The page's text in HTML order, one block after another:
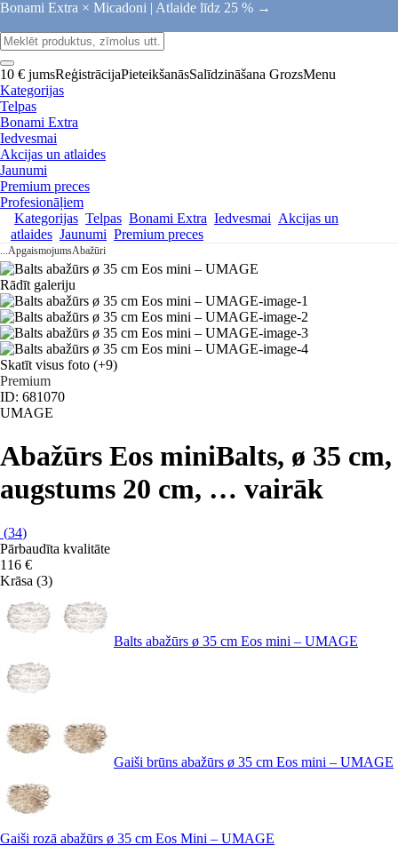
Bonami Extra × Micadoni | Atlaide līdz 25 % →
10 € jumsReģistrācijaPieteikšanāsSalīdzināšana GrozsMenu
Kategorijas
Telpas
Bonami Extra
Iedvesmai
Akcijas un atlaides
Jaunumi
Premium preces
Profesionāļiem
Kategorijas Telpas Bonami Extra Iedvesmai Akcijas un
atlaides Jaunumi Premium preces
...ApgaismojumsAbažūri
Rādīt galeriju
Skatīt visus foto (+9)
Premium
ID: 681070
UMAGE
Abažūrs Eos miniBalts, ø 35 cm,
augstums 20 cm, … vairāk
(34)
Pārbaudīta kvalitāte
116 €
Krāsa (3)
Balts abažūrs ø 35 cm Eos mini – UMAGE
Gaiši brūns abažūrs ø 35 cm Eos mini – UMAGE
Gaiši rozā abažūrs ø 35 cm Eos Mini – UMAGE